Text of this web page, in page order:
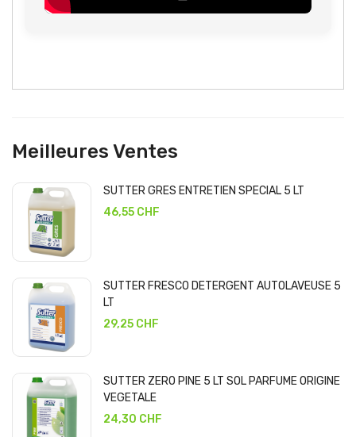
Meilleures Ventes
SUTTER GRES ENTRETIEN SPECIAL 5 LT
46,55 CHF
SUTTER FRESCO DETERGENT AUTOLAVEUSE 5
LT
29,25 CHF
SUTTER ZERO PINE 5 LT SOL PARFUME ORIGINE
VEGETALE
24,30 CHF